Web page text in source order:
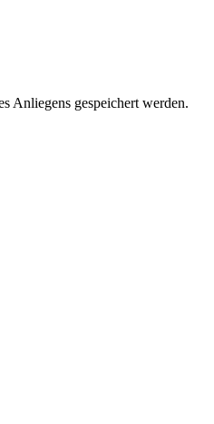
Anliegens gespeichert werden.